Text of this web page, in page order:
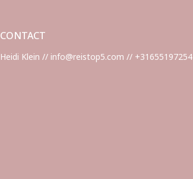
CONTACT
Heidi Klein // info@reistop5.com // +31655197254